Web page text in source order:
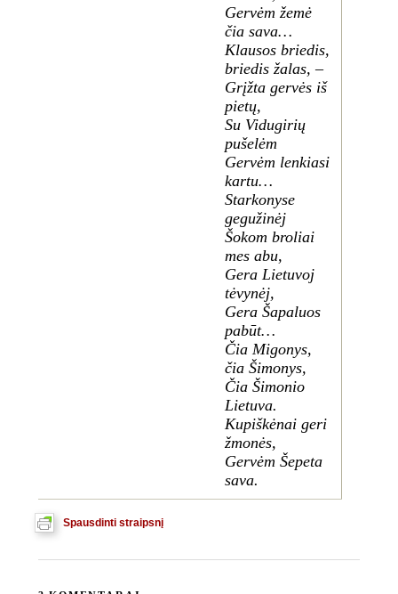
Gervėm žemė
čia sava…
Klausos briedis,
briedis žalas, –
Grįžta gervės iš
pietų,
Su Vidugirių
pušelėm
Gervėm lenkiasi
kartu…
Starkonyse
gegužinėj
Šokom broliai
mes abu,
Gera Lietuvoj
tėvynėj,
Gera Šapaluos
pabūt…
Čia Migonys,
čia Šimonys,
Čia Šimonio
Lietuva.
Kupiškėnai geri
žmonės,
Gervėm Šepeta
sava.
Spausdinti straipsnį